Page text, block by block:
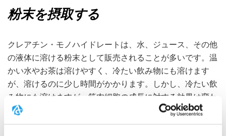
粉末を摂取する
クレアチン・モノハイドレートは、水、ジュース、その他
の液体に溶ける粉末として販売されることが多いです。温
かい水やお茶は溶けやすく、冷たい飲み物にも溶けます
が、溶けるのに少し時間がかかります。しかし、冷たい飲
み物にも溶けますが、筋肉細胞の成長に対する効果は変わ
りません。摂取後のバイオアベイラビリティは95%以上で
す。インスリンの存在下では筋肉細胞がクレアチンをより